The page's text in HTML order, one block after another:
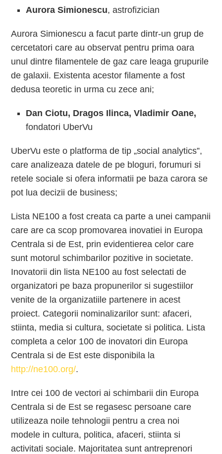
Aurora Simionescu, astrofizician
Aurora Simionescu a facut parte dintr-un grup de
cercetatori care au observat pentru prima oara
unul dintre filamentele de gaz care leaga grupurile
de galaxii. Existenta acestor filamente a fost
dedusa teoretic in urma cu zece ani;
Dan Ciotu, Dragos Ilinca, Vladimir Oane,
fondatori UberVu
UberVu este o platforma de tip „social analytics”,
care analizeaza datele de pe bloguri, forumuri si
retele sociale si ofera informatii pe baza carora se
pot lua decizii de business;
Lista NE100 a fost creata ca parte a unei campanii
care are ca scop promovarea inovatiei in Europa
Centrala si de Est, prin evidentierea celor care
sunt motorul schimbarilor pozitive in societate.
Inovatorii din lista NE100 au fost selectati de
organizatori pe baza propunerilor si sugestiilor
venite de la organizatiile partenere in acest
proiect. Categorii nominalizarilor sunt: afaceri,
stiinta, media si cultura, societate si politica. Lista
completa a celor 100 de inovatori din Europa
Centrala si de Est este disponibila la
http://ne100.org/.
Intre cei 100 de vectori ai schimbarii din Europa
Centrala si de Est se regasesc persoane care
utilizeaza noile tehnologii pentru a crea noi
modele in cultura, politica, afaceri, stiinta si
activitati sociale. Majoritatea sunt antreprenori